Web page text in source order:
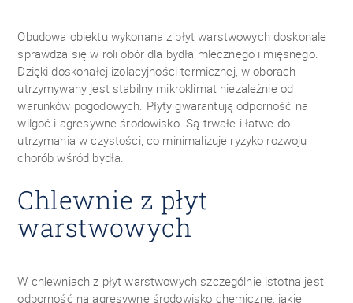
Obudowa obiektu wykonana z płyt warstwowych doskonale
sprawdza się w roli obór dla bydła mlecznego i mięsnego.
Dzięki doskonałej izolacyjności termicznej, w oborach
utrzymywany jest stabilny mikroklimat niezależnie od
warunków pogodowych. Płyty gwarantują odporność na
wilgoć i agresywne środowisko. Są trwałe i łatwe do
utrzymania w czystości, co minimalizuje ryzyko rozwoju
chorób wśród bydła.
Chlewnie z płyt
warstwowych
W chlewniach z płyt warstwowych szczególnie istotna jest
odporność na agresywne środowisko chemiczne, jakie